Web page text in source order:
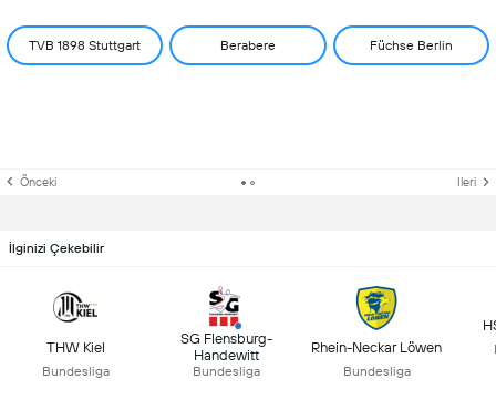
TVB 1898 Stuttgart Berabere Füchse Berlin
Önceki Ileri
İlginizi Çekebilir
THW Kiel
Bundesliga
SG Flensburg-
Handewitt
Bundesliga
Rhein-Neckar Löwen
Bundesliga